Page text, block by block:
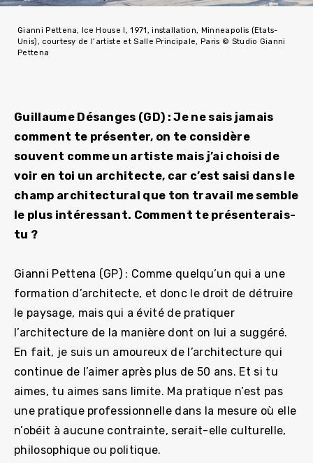
Gianni Pettena, Ice House I, 1971, installation, Minneapolis (Etats-
Unis), courtesy de l’artiste et Salle Principale, Paris © Studio Gianni
Pettena
Guillaume Désanges (GD) : Je ne sais jamais
comment te présenter, on te considère
souvent comme un artiste mais j’ai choisi de
voir en toi un architecte, car c’est saisi dans le
champ architectural que ton travail me semble
le plus intéressant. Comment te présenterais-
tu ?
Gianni Pettena (GP) : Comme quelqu’un qui a une
formation d’architecte, et donc le droit de détruire
le paysage, mais qui a évité de pratiquer
l’architecture de la manière dont on lui a suggéré.
En fait, je suis un amoureux de l’architecture qui
continue de l’aimer après plus de 50 ans. Et si tu
aimes, tu aimes sans limite. Ma pratique n’est pas
une pratique professionnelle dans la mesure où elle
n’obéit à aucune contrainte, serait-elle culturelle,
philosophique ou politique.